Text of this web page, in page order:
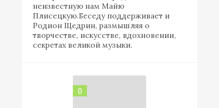
неизвестную нам Майю
Плисецкую.Беседу поддерживает и
Родион Щедрин, размышляя о
творчестве, искусстве, вдохновении,
секретах великой музыки.
0